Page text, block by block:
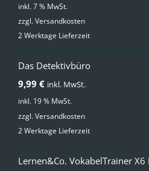
inkl. 7 % MwSt.
zzgl.Versandkosten
2 Werktage Lieferzeit
Das Detektivbüro
9,99 € inkl. MwSt.
inkl. 19 % MwSt.
zzgl.Versandkosten
2 Werktage Lieferzeit
Lernen&Co. VokabelTrainer X6